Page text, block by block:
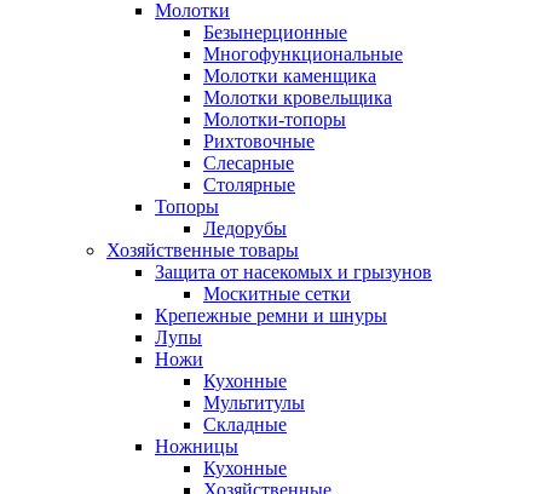
Молотки
Безынерционные
Многофункциональные
Молотки каменщика
Молотки кровельщика
Молотки-топоры
Рихтовочные
Слесарные
Столярные
Топоры
Ледорубы
Хозяйственные товары
Защита от насекомых и грызунов
Москитные сетки
Крепежные ремни и шнуры
Лупы
Ножи
Кухонные
Мультитулы
Складные
Ножницы
Кухонные
Хозяйственные